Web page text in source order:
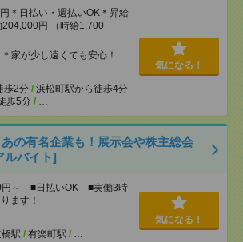
＊日払い・週払いOK＊昇給
円 （時給1,700
が少し遠くても安心！
歩2分 / 浜松町駅から徒歩4分
歩5分 / …
気になる！
の有名企業も！展示会や株主総会
ルバイト]
円～ ■日払いOK ■実働3時
ます！
駅 / 有楽町駅 / …
気になる！